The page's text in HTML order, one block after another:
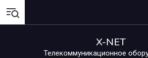
X-NET
Телекоммуникационное